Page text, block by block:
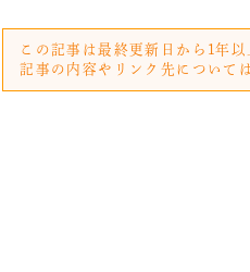
この記事は最終更新日から1年以
記事の内容やリンク先について